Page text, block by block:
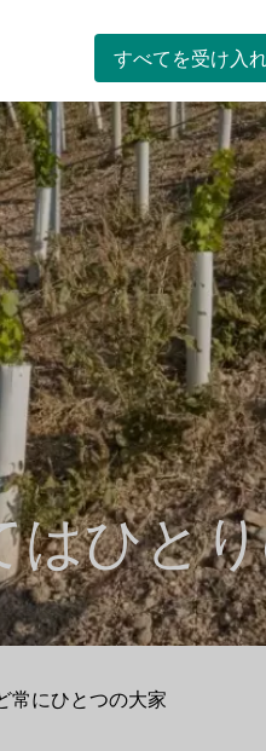
ひと
常にひとつの大家
すべてを受け入